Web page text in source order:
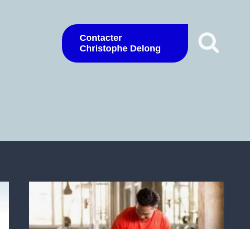
Contacter
Christophe Delong